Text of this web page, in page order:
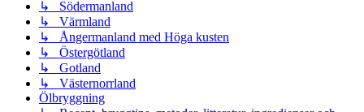
↳ Södermanland
↳ Värmland
↳ Ångermanland med Höga kusten
↳ Östergötland
↳ Gotland
↳ Västernorrland
Ölbryggning